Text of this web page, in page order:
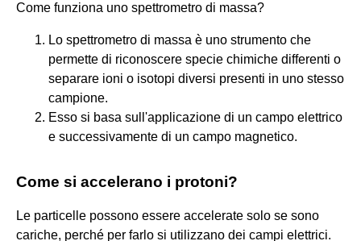
Come funziona uno spettrometro di massa?
Lo spettrometro di massa è uno strumento che
permette di riconoscere specie chimiche differenti o
separare ioni o isotopi diversi presenti in uno stesso
campione.
Esso si basa sull'applicazione di un campo elettrico
e successivamente di un campo magnetico.
Come si accelerano i protoni?
Le particelle possono essere accelerate solo se sono
cariche, perché per farlo si utilizzano dei campi elettrici.